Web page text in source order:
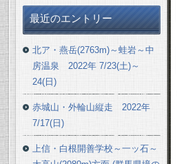
最近のエントリー
北ア・燕岳(2763m)～蛙岩～中
房温泉 2022年 7/23(土)～
24(日)
赤城山・外輪山縦走 2022年
7/17(日)
上信・白根開善学校～一ッ石～